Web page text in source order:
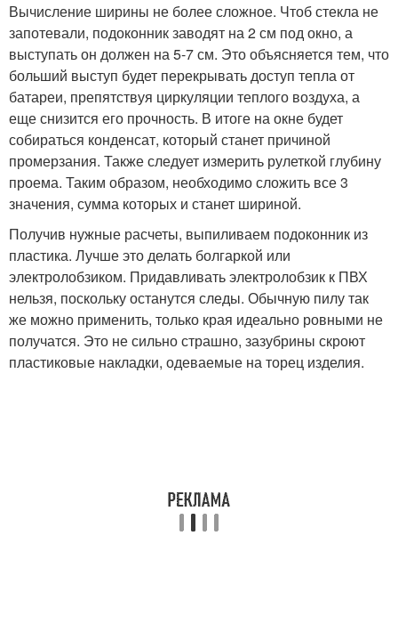
Вычисление ширины не более сложное. Чтоб стекла не
запотевали, подоконник заводят на 2 см под окно, а
выступать он должен на 5-7 см. Это объясняется тем, что
больший выступ будет перекрывать доступ тепла от
батареи, препятствуя циркуляции теплого воздуха, а
еще снизится его прочность. В итоге на окне будет
собираться конденсат, который станет причиной
промерзания. Также следует измерить рулеткой глубину
проема. Таким образом, необходимо сложить все 3
значения, сумма которых и станет шириной.
Получив нужные расчеты, выпиливаем подоконник из
пластика. Лучше это делать болгаркой или
электролобзиком. Придавливать электролобзик к ПВХ
нельзя, поскольку останутся следы. Обычную пилу так
же можно применить, только края идеально ровными не
получатся. Это не сильно страшно, зазубрины скроют
пластиковые накладки, одеваемые на торец изделия.